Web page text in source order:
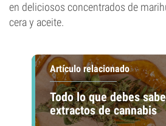
en deliciosos concentrados de
cera y aceite.
Artículo relacionado
Todo lo que debes
extractos de cannabis